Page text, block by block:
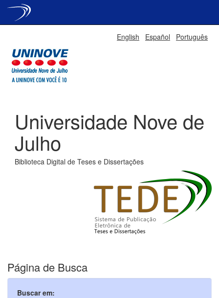
English Español Português
Universidade Nove de
Julho
Biblioteca Digital de Teses e Dissertações
Página de Busca
Buscar em: